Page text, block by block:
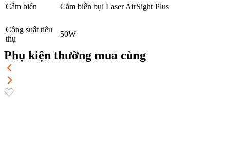
Cảm biến Cảm biến bụi Laser AirSight Plus
Công suất tiêu
thụ
50W
Phụ kiện thường mua cùng